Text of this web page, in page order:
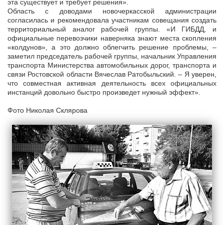
эта существует и требует решения».
Область с доводами новочеркасской администрации
согласилась и рекомендовала участникам совещания создать
территориальный аналог рабочей группы. «И ГИБДД, и
официальные перевозчики наверняка знают места скопления
«колдунов», а это должно облегчить решение проблемы, –
заметил председатель рабочей группы, начальник Управления
транспорта Министерства автомобильных дорог, транспорта и
связи Ростовской области Вячеслав Ратобыльский. – Я уверен,
что совместная активная деятельность всех официальных
инстанций довольно быстро произведет нужный эффект».
Фото Николая Склярова